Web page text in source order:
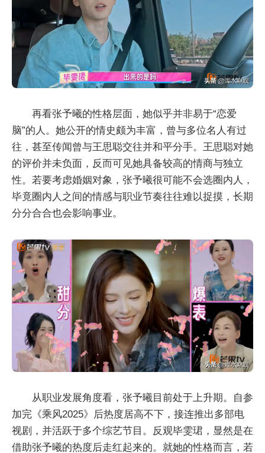
再看张予曦的性格层面，她似乎并非易于“恋爱
脑”的人。她公开的情史颇为丰富，曾与多位名人有过
往，甚至传闻曾与王思聪交往并和平分手。王思聪对她
的评价并未负面，反而可见她具备较高的情商与独立
性。若要考虑婚姻对象，张予曦很可能不会选圈内人，
毕竟圈内人之间的情感与职业节奏往往难以捉摸，长期
分分合合也会影响事业。
从职业发展角度看，张予曦目前处于上升期。自参
加完《乘风2025》后热度居高不下，接连推出多部电
视剧，并活跃于多个综艺节目。反观毕雯珺，显然是在
借助张予曦的热度后走红起来的。就她的性格而言，若